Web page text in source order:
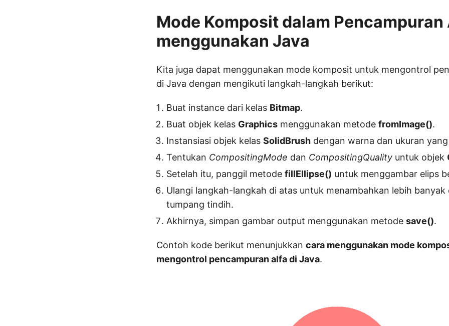
Mode Komposit dalam Pencampuran
menggunakan Java
Kita juga dapat menggunakan mode komposit untuk mengontrol
di Java dengan mengikuti langkah-langkah berikut:
Buat instance dari kelas Bitmap.
Buat objek kelas Graphics menggunakan metode fromImage().
Instansiasi objek kelas SolidBrush dengan warna dan ukuran
Tentukan CompositingMode dan CompositingQuality untuk objek
Setelah itu, panggil metode fillEllipse() untuk menggambar elips
Ulangi langkah-langkah di atas untuk menambahkan lebih banyak
tumpang tindih.
Akhirnya, simpan gambar output menggunakan metode save().
Contoh kode berikut menunjukkan cara menggunakan mode
mengontrol pencampuran alfa di Java.